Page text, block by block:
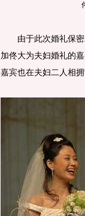
由于此次婚礼保密
加佟大为夫妇婚礼的
嘉宾也在夫妇二人相拥